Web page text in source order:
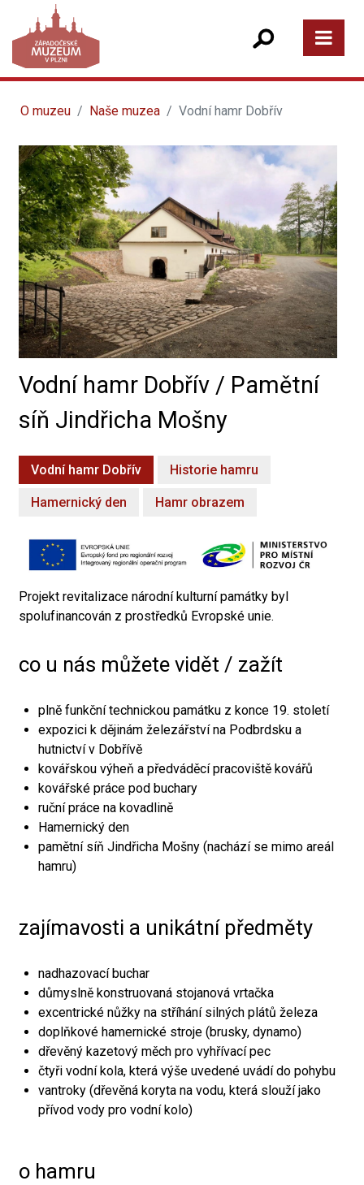
O muzeu Naše muzea Vodní hamr Dobřív
Vodní hamr Dobřív / Pamětní
síň Jindřicha Mošny
Vodní hamr Dobřív Historie hamru
Hamernický den Hamr obrazem
Projekt revitalizace národní kulturní památky byl
spolufinancován z prostředků Evropské unie.
co u nás můžete vidět / zažít
plně funkční technickou památku z konce 19. století
expozici k dějinám železářství na Podbrdsku a
hutnictví v Dobřívě
kovářskou výheň a předváděcí pracoviště kovářů
kovářské práce pod buchary
ruční práce na kovadlině
Hamernický den
pamětní síň Jindřicha Mošny (nachází se mimo areál
hamru)
zajímavosti a unikátní předměty
nadhazovací buchar
důmyslně konstruovaná stojanová vrtačka
excentrické nůžky na stříhání silných plátů železa
doplňkové hamernické stroje (brusky, dynamo)
dřevěný kazetový měch pro vyhřívací pec
čtyři vodní kola, která výše uvedené uvádí do pohybu
vantroky (dřevěná koryta na vodu, která slouží jako
přívod vody pro vodní kolo)
o hamru